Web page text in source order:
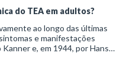
do TEA em adultos?
e manifestações
e, em 1944, por Hans